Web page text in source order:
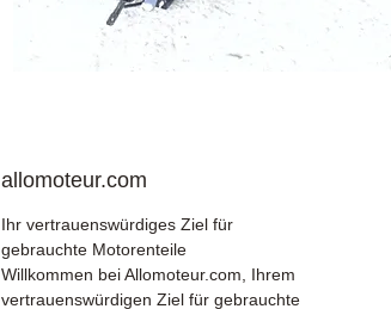
allomoteur.com
Ihr vertrauenswürdiges Ziel für
gebrauchte Motorenteile
Willkommen bei Allomoteur.com, Ihrem
vertrauenswürdigen Ziel für gebrauchte